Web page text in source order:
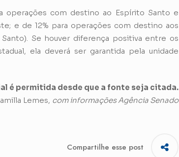
operações com destino ao Espírito Santo e
e de 12% para operações com destino aos
Se houver diferença positiva entre os
ela deverá ser garantida pela unidade
é permitida desde que a fonte seja citada.
Lemes, com informações Agência Senado
Compartilhe esse post